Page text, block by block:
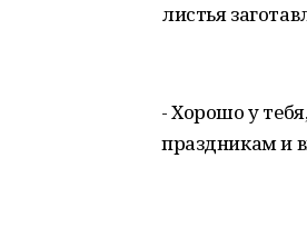
листья
- Хорошо у
праздникам и